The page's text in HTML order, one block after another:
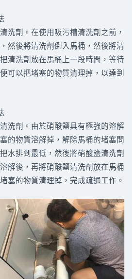
洗劑。在使用吸污槽清洗劑之前，
然後將清洗劑倒入馬桶，然後將清
清洗劑放在馬桶上一段時間，等待
可以把堵塞的物質清理掉，以達到
洗劑。由於硝酸鹽具有極強的溶解
的物質溶解掉，解除馬桶的堵塞問
水排到最低，然後將硝酸鹽清洗劑
解後，再將硝酸鹽清洗劑放在馬桶
塞的物質清理掉，完成疏通工作。